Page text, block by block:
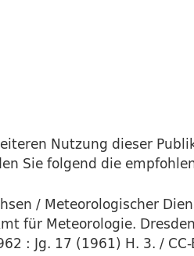
Nutzung dieser
Sie folgend die
/ Meteorologischer
für Meteorologie.
: Jg. 17 (1961) H. 3. / CC-